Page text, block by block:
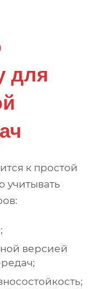
для
к простой
учитывать
версией